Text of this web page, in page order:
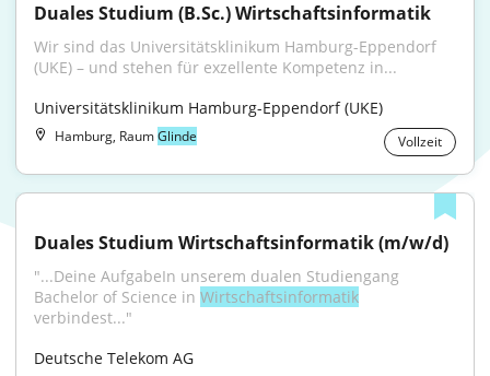
Duales Studium (B.Sc.) Wirtschaftsinformatik
Wir sind das Universitätsklinikum Hamburg-Eppendorf
(UKE) – und stehen für exzellente Kompetenz in...
Universitätsklinikum Hamburg-Eppendorf (UKE)
Hamburg, RaumGlinde Vollzeit
Duales Studium Wirtschaftsinformatik (m/w/d)
"...Deine AufgabeIn unserem dualen Studiengang
Bachelor of Science in Wirtschaftsinformatik
verbindest..."
Deutsche Telekom AG